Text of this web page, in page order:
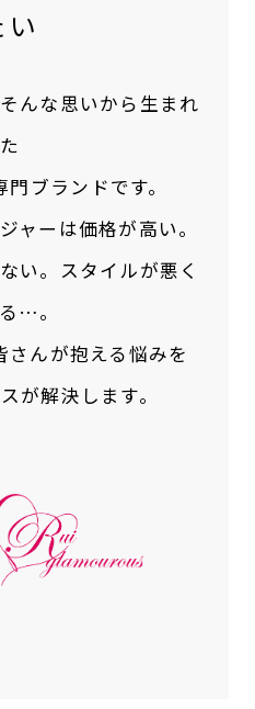
い
んな思いから生まれ
た
ブランドです。
ャーは価格が高い。
い。スタイルが悪く
…。
さんが抱える悩みを
が解決します。